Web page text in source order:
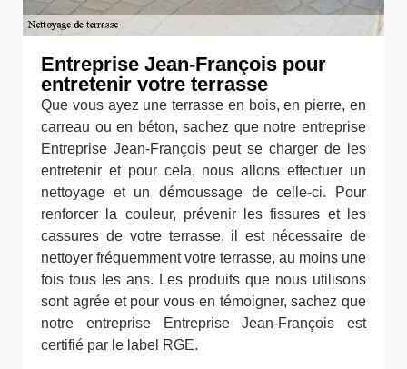
Entreprise Jean-François pour
entretenir votre terrasse
Que vous ayez une terrasse en bois, en pierre, en
carreau ou en béton, sachez que notre entreprise
Entreprise Jean-François peut se charger de les
entretenir et pour cela, nous allons effectuer un
nettoyage et un démoussage de celle-ci. Pour
renforcer la couleur, prévenir les fissures et les
cassures de votre terrasse, il est nécessaire de
nettoyer fréquemment votre terrasse, au moins une
fois tous les ans. Les produits que nous utilisons
sont agrée et pour vous en témoigner, sachez que
notre entreprise Entreprise Jean-François est
certifié par le label RGE.